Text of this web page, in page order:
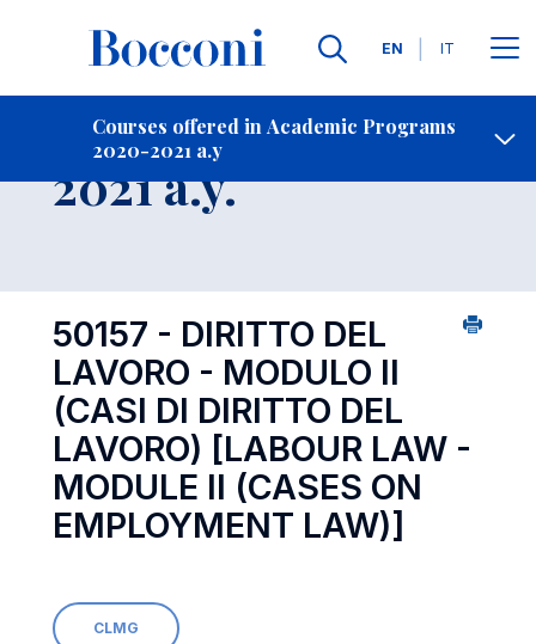
Languages
EN IT
Courses offered in Academic Programs
2020-2021 a.y
Contact Us
Course 2020-
2021 a.y.
50157 - DIRITTO DEL
LAVORO - MODULO II
(CASI DI DIRITTO DEL
LAVORO) [LABOUR LAW -
MODULE II (CASES ON
EMPLOYMENT LAW)]
CLMG